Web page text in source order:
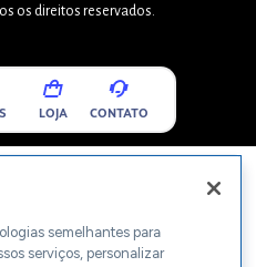
os direitos reservados.
LOJA CONTATO
semelhantes para
serviços, personalizar